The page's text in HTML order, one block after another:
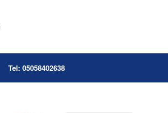
Tel: 05058402638